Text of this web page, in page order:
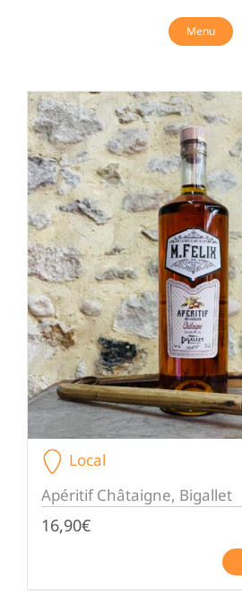
Local
Apéritif Châtaigne, Bigallet
16,90€
Menu